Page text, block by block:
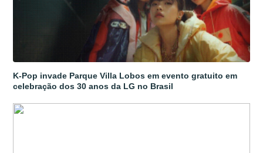
K-Pop invade Parque Villa Lobos em evento gratuito em
celebração dos 30 anos da LG no Brasil